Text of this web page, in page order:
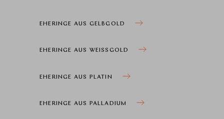
EHERINGE AUS GELBGOLD
EHERINGE AUS WEISSGOLD
EHERINGE AUS PLATIN
EHERINGE AUS PALLADIUM